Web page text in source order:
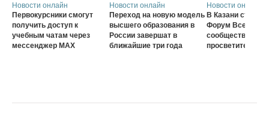
Новости онлайн
Первокурсники смогут
получить доступ к
учебным чатам через
мессенджер MAX
Новости онлайн
Переход на новую модель
высшего образования в
России завершат в
ближайшие три года
Новости онлайн
В Казани
Форум
сообщества
просветителей